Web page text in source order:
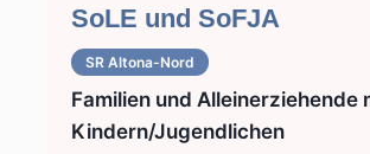
SoLE und SoFJA
SR Altona-Nord
Familien und Alleinerziehende
Kindern/Jugendlichen